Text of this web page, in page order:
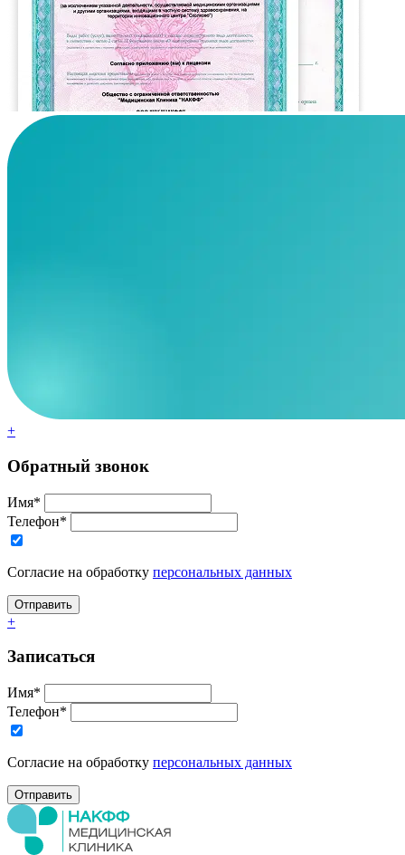
+
Обратный звонок
Имя*
Телефон*
Согласие на обработку персональных данных
+
Записаться
Имя*
Телефон*
Согласие на обработку персональных данных